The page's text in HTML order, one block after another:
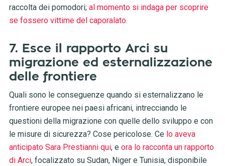
raccolta dei pomodori; al momento si indaga per scoprire
se fossero vittime del caporalato.
7. Esce il rapporto Arci su
migrazione ed esternalizzazione
delle frontiere
Quali sono le conseguenze quando si esternalizzano le
frontiere europee nei paesi africani, intrecciando le
questioni della migrazione con quelle dello sviluppo e con
le misure di sicurezza? Cose pericolose. Celo aveva
anticipato Sara Prestianni qui, e ora lo racconta un rapporto
di Arci, focalizzato su Sudan, Niger e Tunisia, disponibile